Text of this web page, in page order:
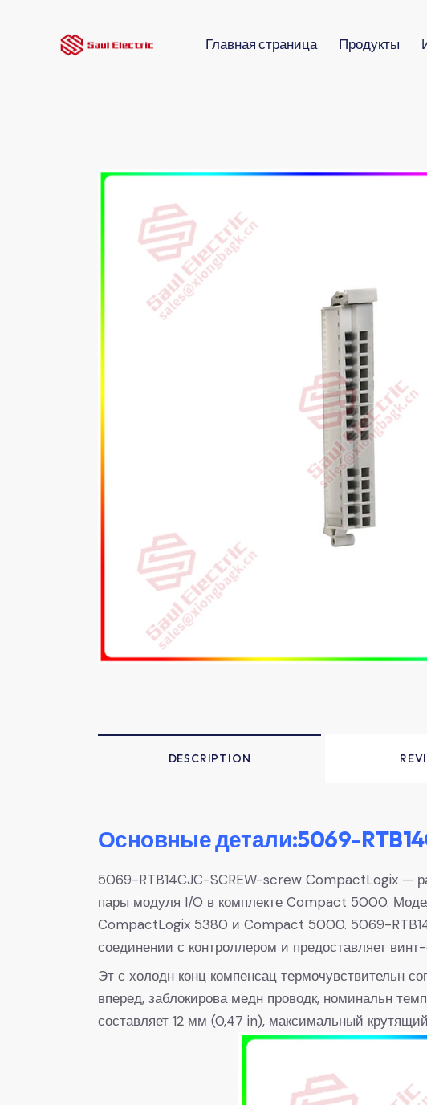
Главная страница Продукты
DESCRIPTION
Основные детали:5069-
5069-RTB14CJC-SCREW-screw CompactLogix —
пары модуля I/O в комплекте Compact 5000.
CompactLogix 5380 и Compact 5000. 5069-
соединении с контроллером и предоставляет
Эт с холодн конц компенсац термочувствительн
вперед, заблокирова медн проводк, номинальн
составляет 12 мм (0,47 in), максимальный